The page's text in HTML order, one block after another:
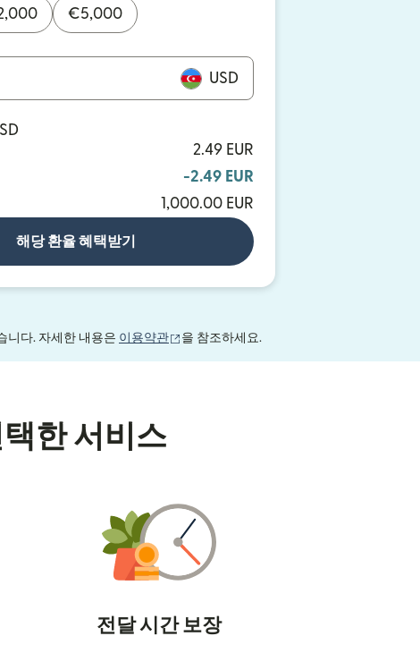
€5,000
USD
2.49 EUR
-2.49 EUR
1,000.00 EUR
해당 환율 혜택받기
니다. 자세한 내용은 이용약관 (새 창에서 열림)
을 참조하세요.
한 서비스
전달 시간 보장